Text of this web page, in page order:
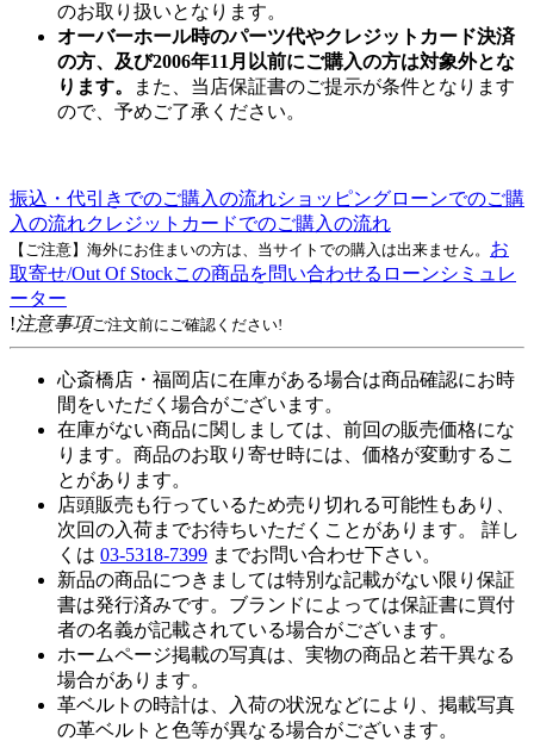
のお取り扱いとなります。
オーバーホール時のパーツ代やクレジットカード決済
の方、及び2006年11月以前にご購入の方は対象外とな
ります。
また、当店保証書のご提示が条件となります
ので、予めご了承ください。
振込・代引きでのご購入の流れショッピングローンでのご購
入の流れクレジットカードでのご購入の流れ
【ご注意】海外にお住まいの方は、当サイトでの購入は出来ません。 お
取寄せ/Out Of Stockこの商品を問い合わせる ローンシミュレ
ーター
!注意事項ご注文前にご確認ください!
心斎橋店・福岡店に在庫がある場合は商品確認にお時
間をいただく場合がございます。
在庫がない商品に関しましては、前回の販売価格にな
ります。商品のお取り寄せ時には、価格が変動するこ
とがあります。
店頭販売も行っているため売り切れる可能性もあり、
次回の入荷までお待ちいただくことがあります。 詳し
くは 03-5318-7399 までお問い合わせ下さい。
新品の商品につきましては特別な記載がない限り保証
書は発行済みです。ブランドによっては保証書に買付
者の名義が記載されている場合がございます。
ホームページ掲載の写真は、実物の商品と若干異なる
場合があります。
革ベルトの時計は、入荷の状況などにより、掲載写真
の革ベルトと色等が異なる場合がございます。